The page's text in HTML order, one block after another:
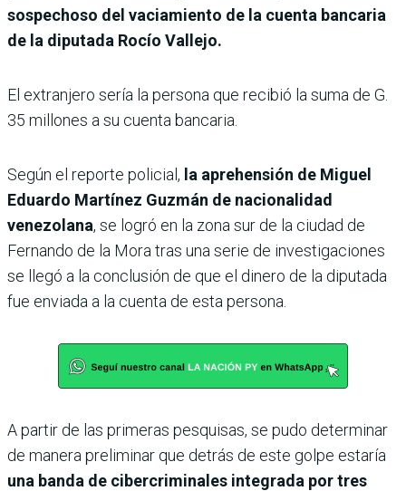
sospechoso del vaciamiento de la cuenta bancaria
de la diputada Rocío Vallejo.
El extranjero sería la persona que recibió la suma de G.
35 millones a su cuenta bancaria.
Según el reporte policial, la aprehensión de Miguel
Eduardo Martínez Guzmán de nacionalidad
venezolana, se logró en la zona sur de la ciudad de
Fernando de la Mora tras una serie de investigaciones
se llegó a la conclusión de que el dinero de la diputada
fue enviada a la cuenta de esta persona.
A partir de las primeras pesquisas, se pudo determinar
de manera preliminar que detrás de este golpe estaría
una banda de cibercriminales integrada por tres